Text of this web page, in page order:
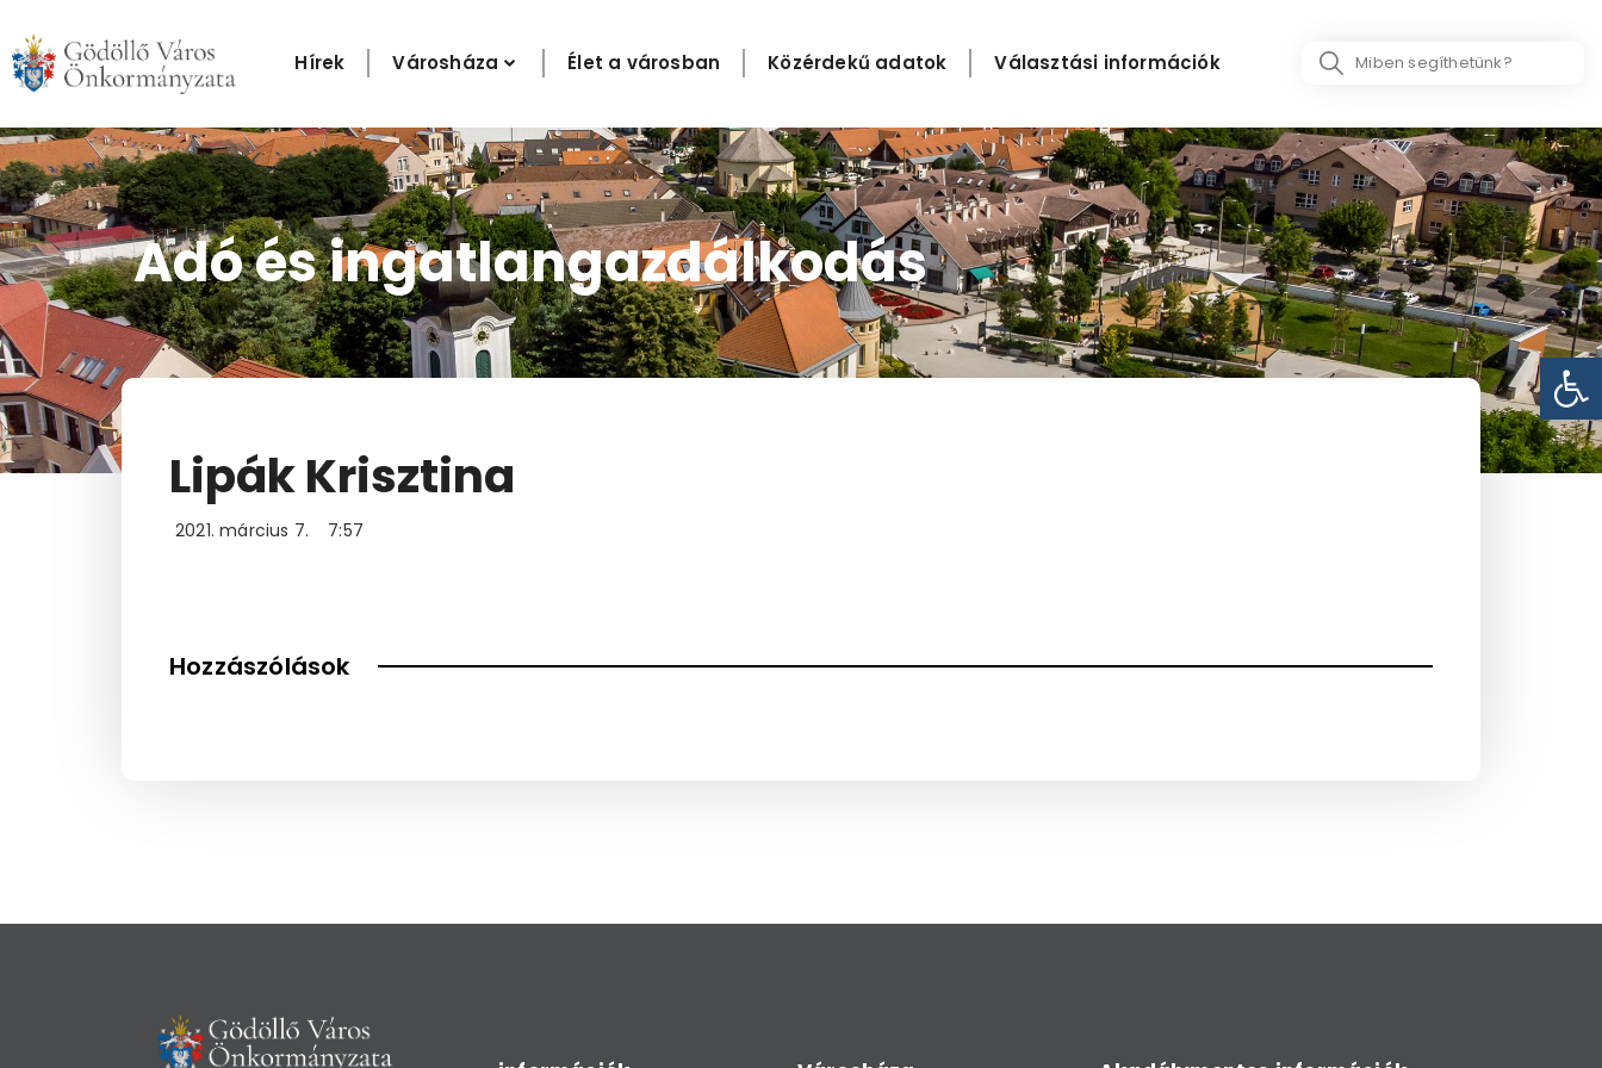
content
Hírek Városháza Élet a városban Közérdekű adatok Választási információk
Search
Adó és ingatlangazdálkodás
Lipák Krisztina
2021. március 7. 7:57
Hozzászólások